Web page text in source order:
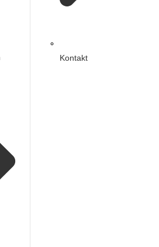
Kontakt